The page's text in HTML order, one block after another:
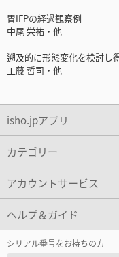
胃IFPの経過観察例
中尾 栄祐・他
遡及的に形態変化を検討し
工藤 哲司・他
isho.jpアプリ
カテゴリー
アカウントサービス
ヘルプ＆ガイド
シリアル番号をお持ちの方